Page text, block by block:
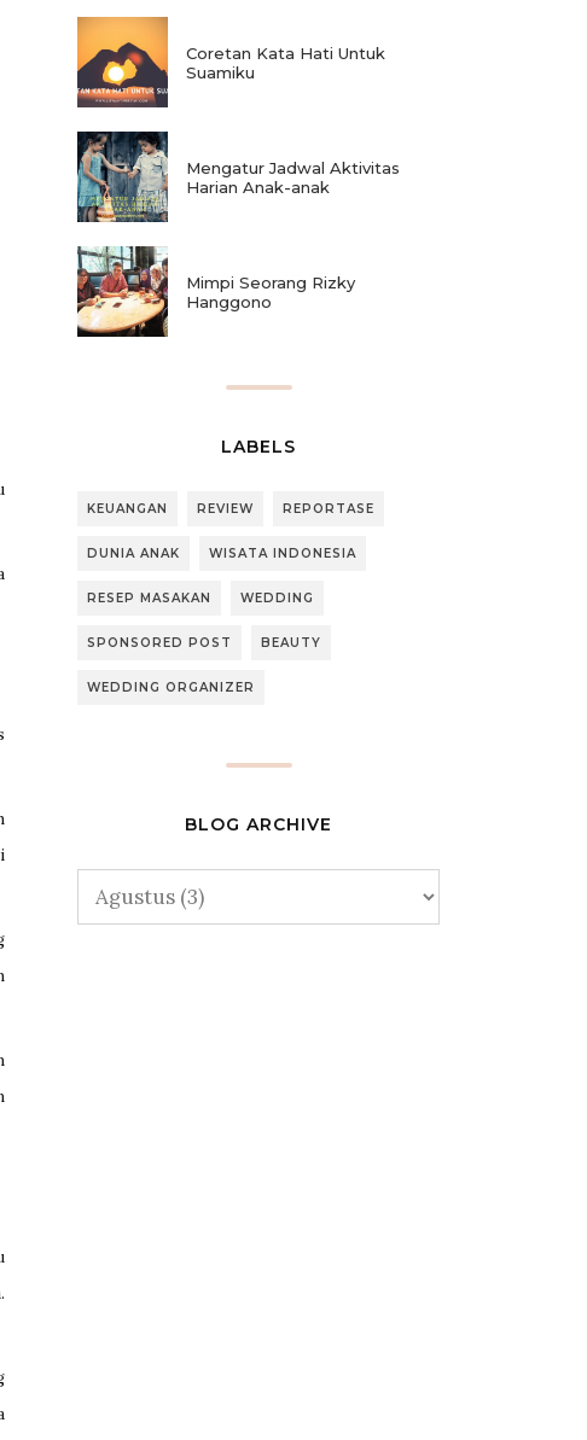
Coretan Kata Hati Untuk
Suamiku
Mengatur Jadwal Aktivitas
Harian Anak-anak
Mimpi Seorang Rizky
Hanggono
LABELS
KEUANGAN REVIEW REPORTASE
DUNIA ANAK WISATA INDONESIA
RESEP MASAKAN WEDDING
SPONSORED POST BEAUTY
WEDDING ORGANIZER
BLOG ARCHIVE